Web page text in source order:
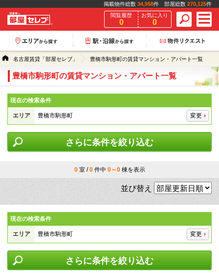
掲載物件総数 34,958件 部屋総数 270,125件
閲覧履歴
0
お気に入り
0
名古屋賃貸「部屋セレブ」 豊橋市駒形町の賃貸マンション・アパート一覧
豊橋市駒形町の賃貸マンション・アパート一覧
現在の検索条件
エリア 豊橋市駒形町 変更
さらに条件を絞り込む
0室 /0件中 0～0棟を表示
並び替え
現在の検索条件
エリア 豊橋市駒形町 変更
さらに条件を絞り込む